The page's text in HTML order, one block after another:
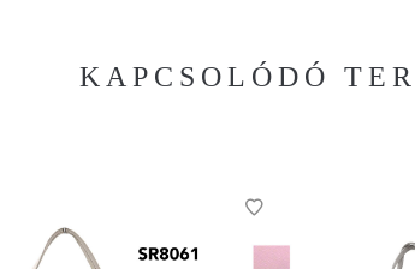
KAPCSOLÓDÓ